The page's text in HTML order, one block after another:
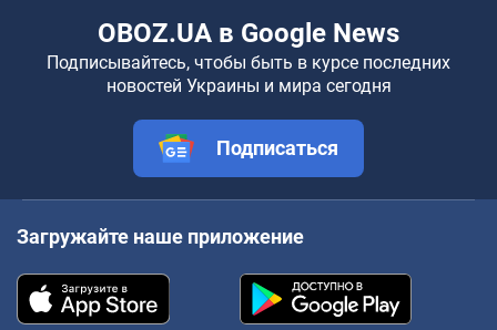
OBOZ.UA в Google News
Подписывайтесь, чтобы быть в курсе последних
новостей Украины и мира сегодня
Подписаться
Загружайте наше приложение